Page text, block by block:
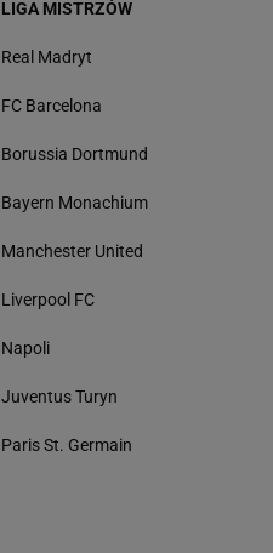
LIGA MISTRZÓW
Real Madryt
FC Barcelona
Borussia Dortmund
Bayern Monachium
Manchester United
Liverpool FC
Napoli
Juventus Turyn
Paris St. Germain